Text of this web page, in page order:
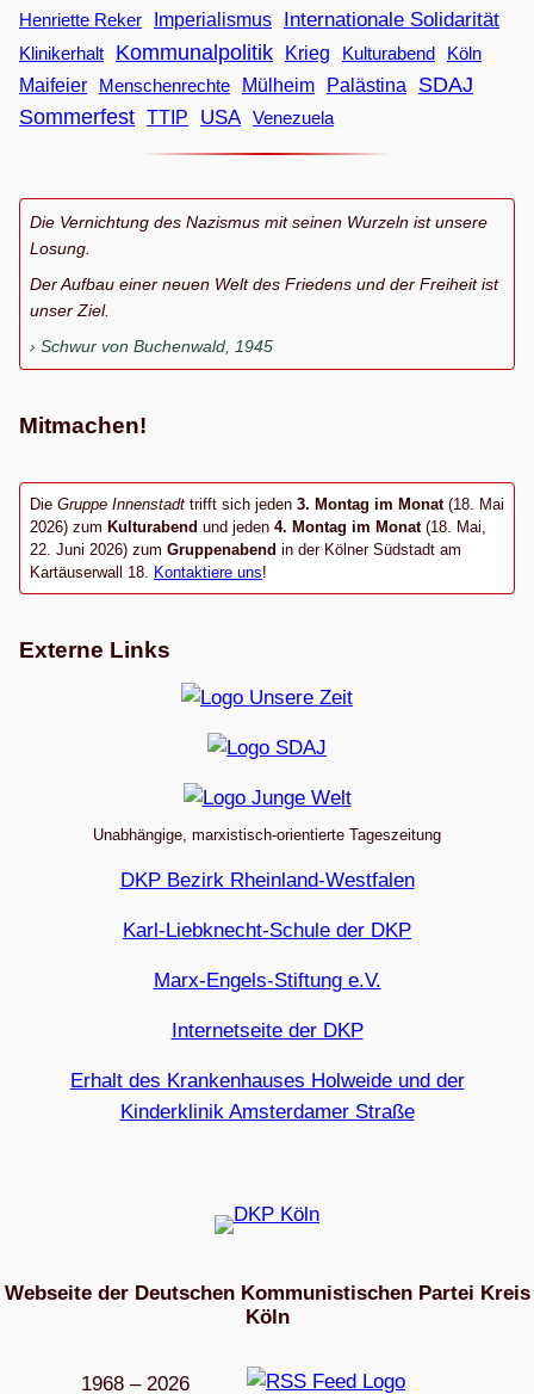
Henriette Reker
Imperialismus Internationale Solidarität
Klinikerhalt Kommunalpolitik Krieg Kulturabend
Köln
Maifeier
Menschenrechte Mülheim Palästina
SDAJ
Sommerfest TTIP USA Venezuela
Die Vernichtung des Nazismus mit seinen Wurzeln ist unsere
Losung.
Der Aufbau einer neuen Welt des Friedens und der Freiheit ist
unser Ziel.
Schwur von Buchenwald, 1945
Mitmachen!
Die Gruppe Innenstadt trifft sich jeden 3. Montag im Monat (18. Mai
2026) zum Kulturabend und jeden 4. Montag im Monat(18. Mai,
22. Juni 2026) zum Gruppenabend in der Kölner Südstadt am
Kartäuserwall 18.
Kontaktiere uns!
Externe Links
Unabhängige, marxistisch-orientierte Tageszeitung
DKP Bezirk Rheinland-Westfalen
Karl-Liebknecht-Schule der DKP
Marx-Engels-Stiftung e.V.
Internetseite der DKP
Erhalt des Krankenhauses Holweide und der
Kinderklinik Amsterdamer Straße
Webseite der Deutschen Kommunistischen Partei Kreis
Köln
1968 – 2026